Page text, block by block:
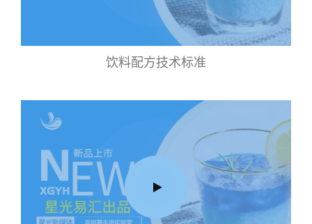
饮料配方技术标准